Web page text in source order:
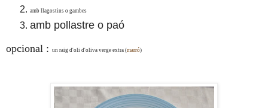
amb llagostins o gambes
amb pollastre o paó
opcional : un raig d'oli d'oliva verge extra (marró)